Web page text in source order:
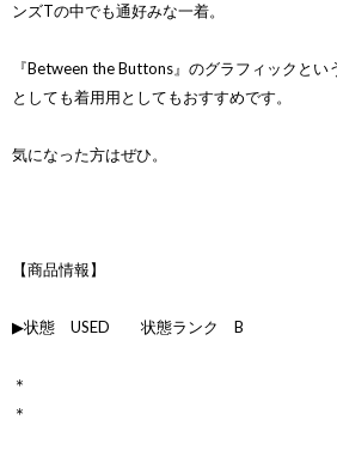
ンズTの中でも通好みな一着。
『Between the Buttons』のグラフィックと
としても着用用としてもおすすめです。
気になった方はぜひ。
【商品情報】
▶状態 USED 状態ランク B
＊
＊